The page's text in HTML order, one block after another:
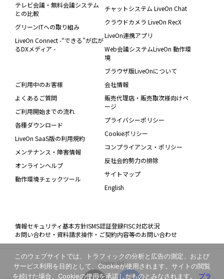
テレビ会議・無料会議システム
との比較
グリーンITへの取り組み
LiveOn Connect -“できる”が広が
るDXメディア -
チャットシステム LiveOn Chat
クラウドカメラ LiveOn RecX
LiveOn連携アプリ
Web会議システムLiveOn 動作環
境
ブラウザ版LiveOnについて
ご利用中のお客様
よくあるご質問
ご利用開始までの流れ
各種ダウンロード
LiveOn SaaS版の利用規約
メンテナンス・障害情報
オンラインヘルプ
動作環境チェックツール
会社情報
販売代理店・販売取次様向けペ
ージ
プライバシーポリシー
Cookieポリシー
コンプライアンス・ポリシー
反社会的勢力の排除
サイトマップ
English
情報セキュリティ基本方針ISMS認証登録FISC対応状況
お問い合わせ・資料請求操作・ご契約内容等のお問い合わせ
\ Follow Us! /
このウェブサイトでは、トラフィックの分析と広告の測定、および
サービス利用を目的として、Cookieが使用されます。サイトの閲覧
を続けた場合、Cookieの使用を承諾したものとみなされます。 プラ